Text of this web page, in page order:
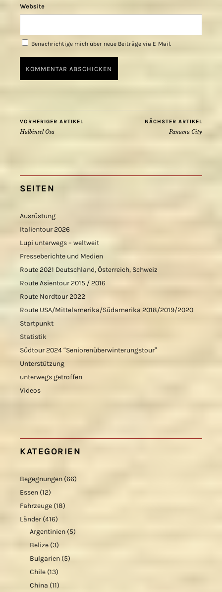
Website
Benachrichtige mich über neue Beiträge via E-Mail.
VORHERIGER ARTIKEL
Halbinsel Osa
NÄCHSTER ARTIKEL
Panama City
SEITEN
Ausrüstung
Italientour 2026
Lupi unterwegs – weltweit
Presseberichte und Medien
Route 2021 Deutschland, Österreich, Schweiz
Route Asientour 2015 / 2016
Route Nordtour 2022
Route USA/Mittelamerika/Südamerika 2018/2019/2020
Startpunkt
Statistik
Südtour 2024 “Seniorenüberwinterungstour”
Unterstützung
unterwegs getroffen
Videos
KATEGORIEN
Begegnungen (66)
Essen (12)
Fahrzeuge (18)
Länder (416)
Argentinien (5)
Belize (3)
Bulgarien (5)
Chile (13)
China (11)